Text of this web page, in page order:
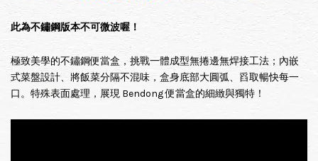
此為不鏽鋼版本不可微波喔！
極致美學的不鏽鋼便當盒，挑戰一體成型無捲邊無焊接工法；內嵌
式菜盤設計、將飯菜分隔不混味，盒身底部大圓弧、舀取暢快每一
口。特殊表面處理，展現 Bendong 便當盒的細緻與獨特！